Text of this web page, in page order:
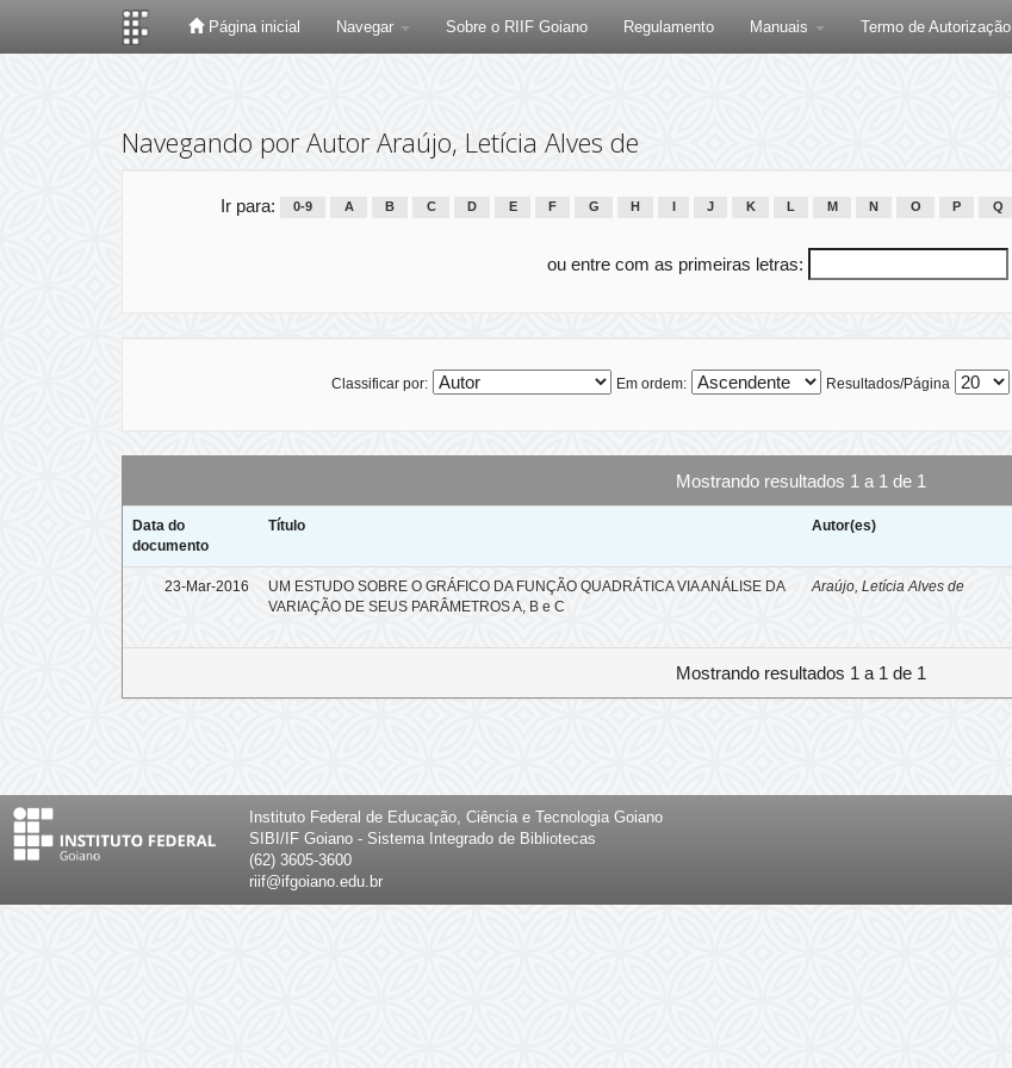
Página inicial Navegar Sobre o RIIF Goiano Regulamento Manuais Termo de Autorização
Navegando por Autor Araújo, Letícia Alves de
Ir para: 0-9 A B C D E F G H J K L M N O P Q
ou entre com as primeiras letras:
Classificar por: Em ordem: Resultados/Página
Mostrando resultados 1 a 1 de 1
Data do
documento
Título Autor(es)
23-Mar-2016
UM ESTUDO SOBRE O GRÁFICO DA FUNÇÃO QUADRÁTICA VIA ANÁLISE DA
VARIAÇÃO DE SEUS PARÂMETROS A, B e C
Araújo, Letícia Alves de
Mostrando resultados 1 a 1 de 1
Instituto Federal de Educação, Ciência e Tecnologia Goiano
SIBI/IF Goiano - Sistema Integrado de Bibliotecas
(62) 3605-3600
riif@ifgoiano.edu.br